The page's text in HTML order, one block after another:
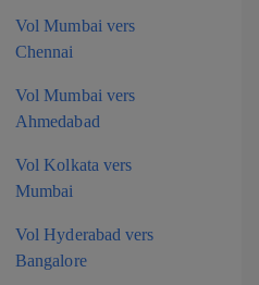
Vol Mumbai vers
Chennai
Vol Mumbai vers
Ahmedabad
Vol Kolkata vers
Mumbai
Vol Hyderabad vers
Bangalore